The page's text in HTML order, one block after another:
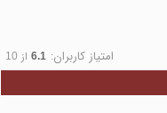
امتیاز کاربران: 6.1 از 10